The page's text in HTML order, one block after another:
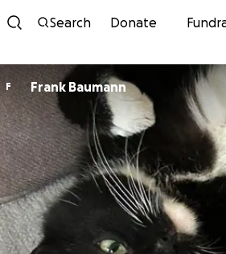
Search Donate
F Frank Baumann